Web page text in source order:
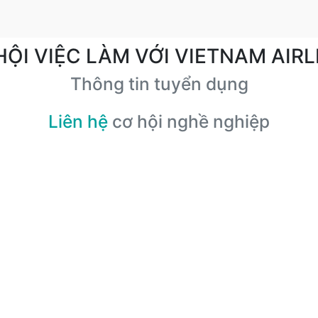
VIỆC LÀM VỚI VIETNAM
Thông tin tuyển dụng
Liên hệ cơ hội nghề nghiệp